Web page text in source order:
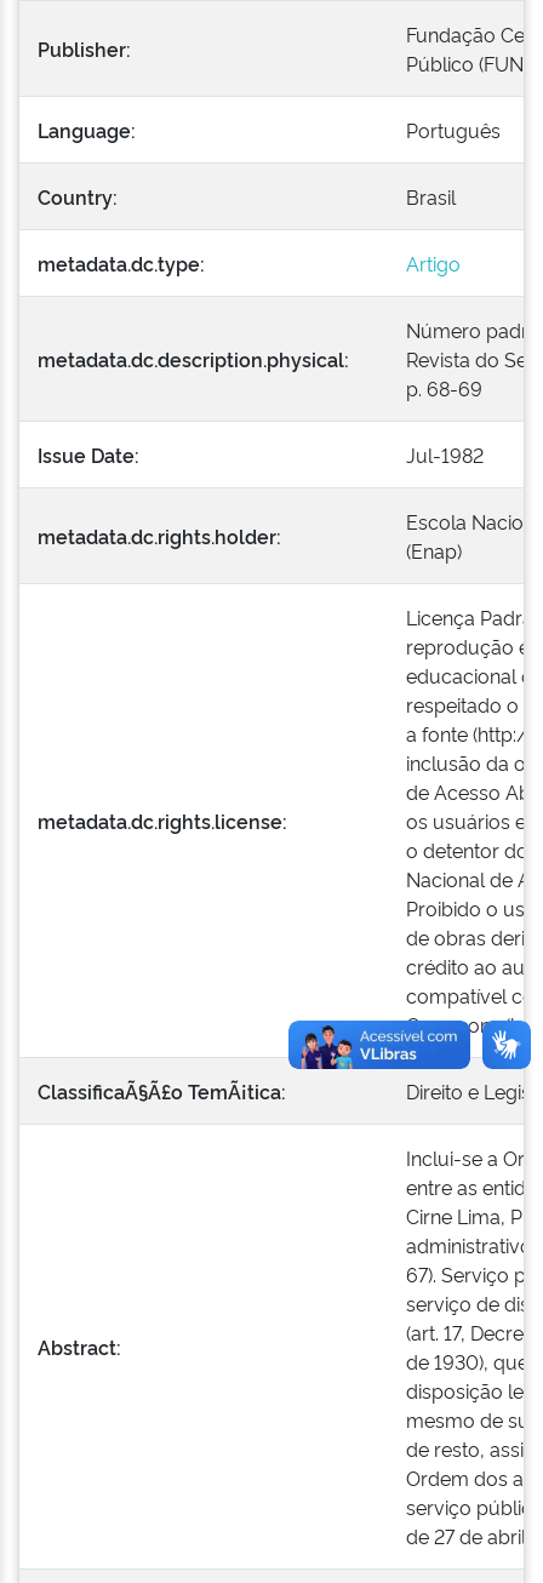
Publisher:
Fundação
Público
Language: Português
Country: Brasil
metadata.dc.type: Artigo
metadata.dc.description.physical:
Número
Revista do
p. 68-69
Issue Date: Jul-1982
metadata.dc.rights.holder:
Escola
(Enap)
metadata.dc.rights.license:
Licença
reprodução e
educacional
respeitado o
a fonte (http://
inclusão da
de Acesso
os usuários
o detentor dos
Nacional de
Proibido o
de obras
crédito ao
compatível
Commons
ClassificaÃ§Ã£o TemÃ¡tica: Direito e
Abstract:
Inclui-se a
entre as
Cirne Lima,
administrativo,
67). Serviço
serviço de
(art. 17,
de 1930), que,
disposição
mesmo de
de resto,
Ordem dos
serviço público
de 27 de abril